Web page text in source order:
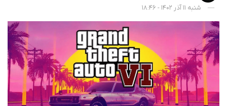
شنبه 11 آذر 1402 - 18:46